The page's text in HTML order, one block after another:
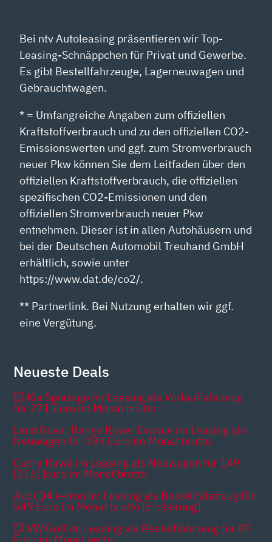
Bei ntv Autoleasing präsentieren wir Top-
Leasing-Schnäppchen für Privat und Gewerbe.
Es gibt Bestellfahrzeuge, Lagerneuwagen und
Gebrauchtwagen.
* = Umfangreiche Angaben zum offiziellen
Kraftstoffverbrauch und zu den offiziellen CO2-
Emissionswerten und ggf. zum Stromverbrauch
neuer Pkw können Sie dem Leitfaden über den
offiziellen Kraftstoffverbrauch, die offiziellen
spezifischen CO2-Emissionen und den
offiziellen Stromverbrauch neuer Pkw
entnehmen. Dieser ist in allen Autohäusern und
bei der Deutschen Automobil Treuhand GmbH
erhältlich, sowie unter
https://www.dat.de/co2/.
** Partnerlink. Bei Nutzung erhalten wir ggf.
eine Vergütung.
Neueste Deals
💥 Kia Sportage im Leasing als Vorlauffahrzeug
für 271 Euro im Monat brutto
Land Rover Range Rover Evoque im Leasing als
Neuwagen für 399 Euro im Monat brutto
Cupra Raval im Leasing als Neuwagen für 149
[316] Euro im Monat brutto
Audi Q4 e-tron im Leasing als Bestellfahrzeug für
549 Euro im Monat brutto [Eroberung]
💥 VW Golf im Leasing als Bestellfahrzeug für 87